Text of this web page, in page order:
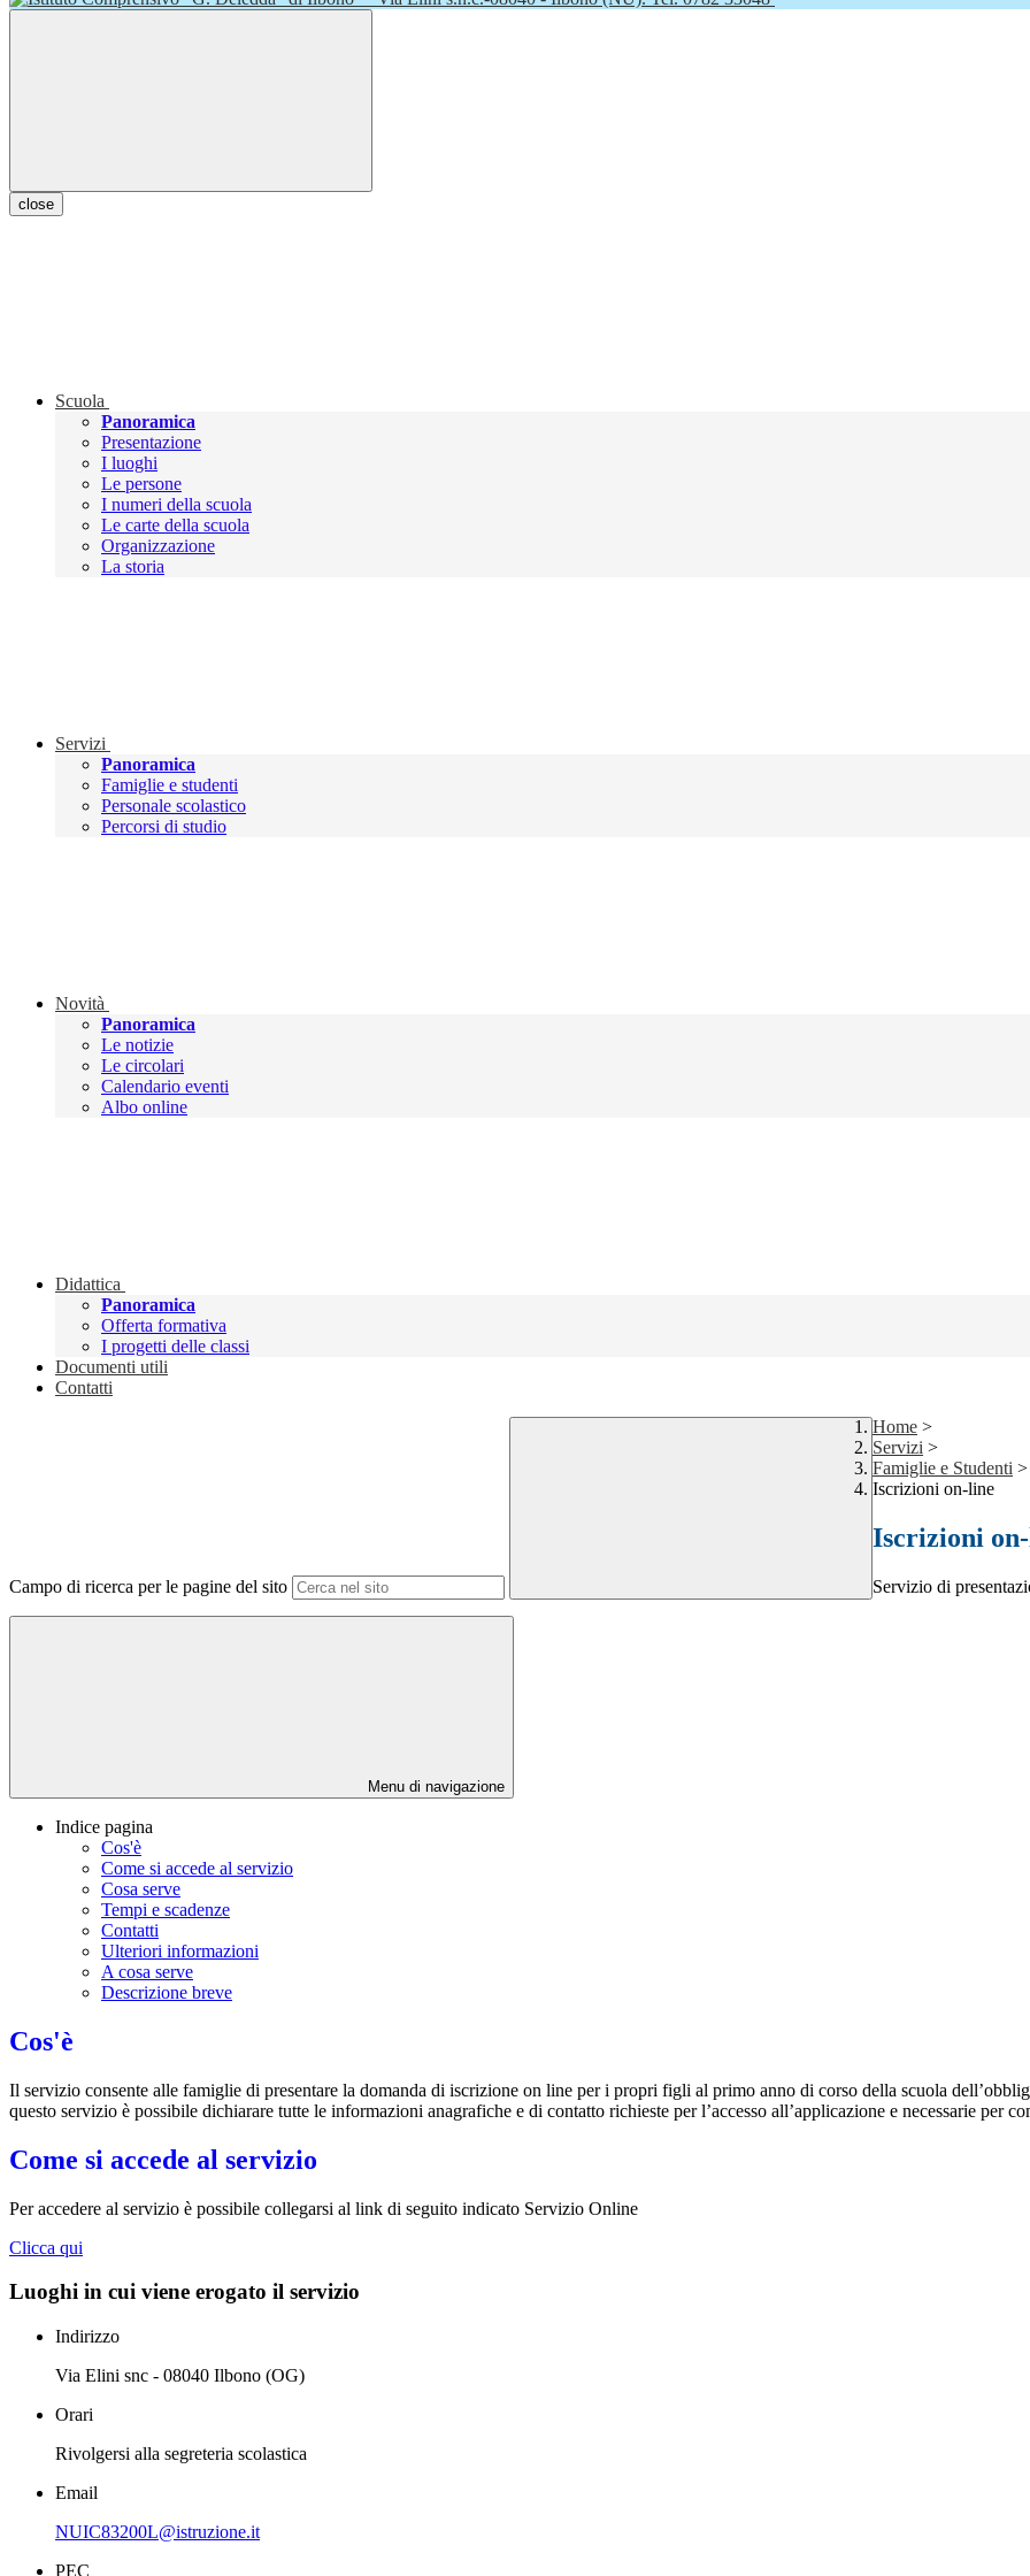
close
Scuola
Panoramica
Presentazione
I luoghi
Le persone
I numeri della scuola
Le carte della scuola
Organizzazione
La storia
Servizi
Panoramica
Famiglie e studenti
Personale scolastico
Percorsi di studio
Novità
Panoramica
Le notizie
Le circolari
Calendario eventi
Albo online
Didattica
Panoramica
Offerta formativa
I progetti delle classi
Documenti utili
Contatti
Campo di ricerca per le pagine del sito
Home >
Servizi >
Famiglie e Studenti >
Iscrizioni on-line
Iscrizioni
Servizio di
Menu di navigazione
Indice pagina
Cos'è
Come si accede al servizio
Cosa serve
Tempi e scadenze
Contatti
Ulteriori informazioni
A cosa serve
Descrizione breve
Cos'è
Il servizio consente alle famiglie di presentare la domanda di iscrizione on line per i propri figli al primo anno di corso della scuola
questo servizio è possibile dichiarare tutte le informazioni anagrafiche e di contatto richieste per l’accesso all’applicazione e necessarie per
Come si accede al servizio
Per accedere al servizio è possibile collegarsi al link di seguito indicato Servizio Online
Clicca qui
Luoghi in cui viene erogato il servizio
Indirizzo
Via Elini snc - 08040 Ilbono (OG)
Orari
Rivolgersi alla segreteria scolastica
Email
NUIC83200L@istruzione.it
PEC